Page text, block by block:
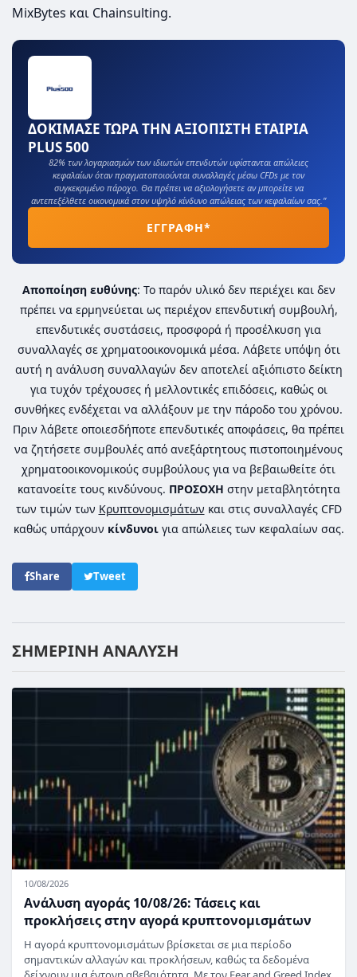
MixBytes και Chainsulting.
ΔΟΚΙΜΑΣΕ ΤΩΡΑ ΤΗΝ ΑΞΙΟΠΙΣΤΗ ΕΤΑΙΡΙΑ
PLUS 500
82% των λογαριασμών των ιδιωτών επενδυτών υφίστανται απώλειες
κεφαλαίων όταν πραγματοποιούνται συναλλαγές μέσω CFDs με τον
συγκεκριμένο πάροχο. Θα πρέπει να αξιολογήσετε αν μπορείτε να
αντεπεξέλθετε οικονομικά στον υψηλό κίνδυνο απώλειας των κεφαλαίων σας.”
ΕΓΓΡΑΦΗ*
Αποποίηση ευθύνης: Το παρόν υλικό δεν περιέχει και δεν
πρέπει να ερμηνεύεται ως περιέχον επενδυτική συμβουλή,
επενδυτικές συστάσεις, προσφορά ή προσέλκυση για
συναλλαγές σε χρηματοοικονομικά μέσα. Λάβετε υπόψη ότι
αυτή η ανάλυση συναλλαγών δεν αποτελεί αξιόπιστο δείκτη
για τυχόν τρέχουσες ή μελλοντικές επιδόσεις, καθώς οι
συνθήκες ενδέχεται να αλλάξουν με την πάροδο του χρόνου.
Πριν λάβετε οποιεσδήποτε επενδυτικές αποφάσεις, θα πρέπει
να ζητήσετε συμβουλές από ανεξάρτητους πιστοποιημένους
χρηματοοικονομικούς συμβούλους για να βεβαιωθείτε ότι
κατανοείτε τους κινδύνους. ΠΡΟΣΟΧΗ στην μεταβλητότητα
των τιμών των Κρυπτονομισμάτων και στις συναλλαγές CFD
καθώς υπάρχουν κίνδυνοιγια απώλειες των κεφαλαίων σας.
Share Tweet
ΣΗΜΕΡΙΝΗ ΑΝΑΛΥΣΗ
10/08/2026
Ανάλυση αγοράς 10/08/26: Τάσεις και
προκλήσεις στην αγορά κρυπτονομισμάτων
Η αγορά κρυπτονομισμάτων βρίσκεται σε μια περίοδο
σημαντικών αλλαγών και προκλήσεων, καθώς τα δεδομένα